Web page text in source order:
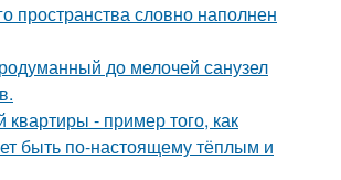
пространства словно наполнен
до мелочей санузел
квартиры - пример того, как
быть по-настоящему тёплым и